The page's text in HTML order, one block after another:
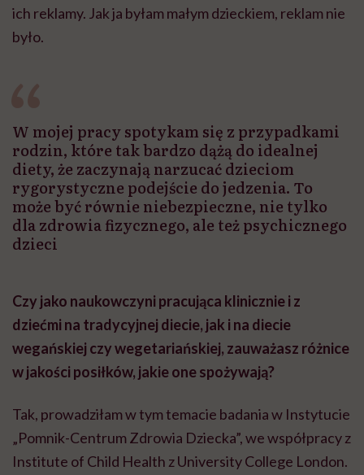
ich reklamy. Jak ja byłam małym dzieckiem, reklam nie
było.
W mojej pracy spotykam się z przypadkami
rodzin, które tak bardzo dążą do idealnej
diety, że zaczynają narzucać dzieciom
rygorystyczne podejście do jedzenia. To
może być równie niebezpieczne, nie tylko
dla zdrowia fizycznego, ale też psychicznego
dzieci
Czy jako naukowczyni pracująca klinicznie i z
dziećmi na tradycyjnej diecie, jak i na diecie
wegańskiej czy wegetariańskiej, zauważasz różnice
w jakości posiłków, jakie one spożywają?
Tak, prowadziłam w tym temacie badania w Instytucie
„Pomnik-Centrum Zdrowia Dziecka”, we współpracy z
Institute of Child Health z University College London.